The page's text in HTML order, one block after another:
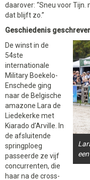
daarover: “Sneu voor
dat blijft zo.”
Geschiedenis
De winst in de
54ste
internationale
Military Boekelo-
Enschede ging
naar de Belgische
amazone Lara de
Liedekerke met
Kiarado d’Arville. In
de afsluitende
springploeg
passeerde ze vijf
concurrenten, die
haar na de cross-